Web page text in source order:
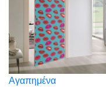
Αγαπημένα